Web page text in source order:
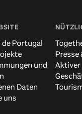
de Portugal
und
Daten
uns
Presse
Aktiver